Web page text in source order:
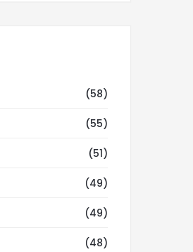
(58)
(55)
(51)
(49)
(49)
(48)